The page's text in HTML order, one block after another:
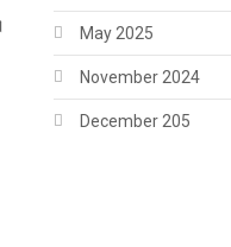
May 2025
November 2024
December 205